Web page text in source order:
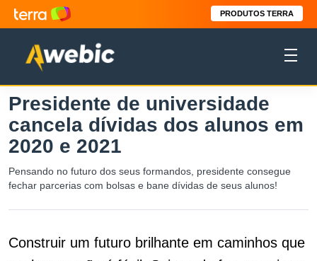
PRODUTOS TERRA
Presidente de universidade
cancela dívidas dos alunos em
2020 e 2021
Pensando no futuro dos seus formandos, presidente consegue
fechar parcerias com bolsas e bane dívidas de seus alunos!
Construir um futuro brilhante em caminhos que